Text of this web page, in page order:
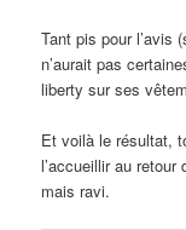
Tant pis pour l’avis
n’aurait pas
liberty sur ses
Et voilà le résultat,
l’accueillir au
mais ravi.